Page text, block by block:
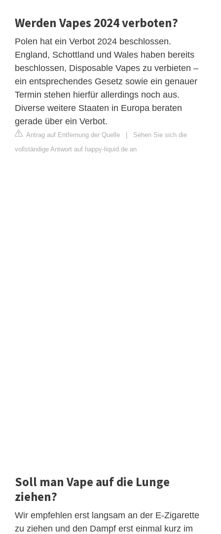
Werden Vapes 2024 verboten?
Polen hat ein Verbot 2024 beschlossen.
England, Schottland und Wales haben bereits
beschlossen, Disposable Vapes zu verbieten –
ein entsprechendes Gesetz sowie ein genauer
Termin stehen hierfür allerdings noch aus.
Diverse weitere Staaten in Europa beraten
gerade über ein Verbot.
Antrag auf Entfernung der Quelle | Sehen Sie sich die
vollständige Antwort auf happy-liquid.de an
Soll man Vape auf die Lunge
ziehen?
Wir empfehlen erst langsam an der E-Zigarette
zu ziehen und den Dampf erst einmal kurz im